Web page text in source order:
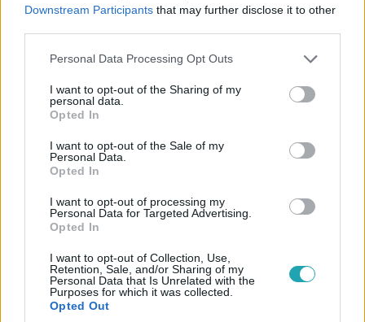
Downstream Participants that may further disclose it to other
Please note that this website/app uses one or more Google
not limited to your visit or usage behaviour. You may click to
grant or deny consent to Google and its third-party tags to
use your data for below specified purposes in below Google
consent section.
Personal Data Processing Opt Outs
I want to opt-out of the Sharing of my
personal data.
Opted In
I want to opt-out of the Sale of my
Personal Data.
Opted In
I want to opt-out of processing my
Personal Data for Targeted Advertising.
Opted In
I want to opt-out of Collection, Use,
Retention, Sale, and/or Sharing of my
Personal Data that Is Unrelated with the
Purposes for which it was collected.
Opted Out
Nagyvilág
2026. március 27. 11:30
Mit jelenthet a magyar struccfarmoknak, hogy
Bolíviában, El Altóban 4000 méter felett struccok élnek
és tojnak. A kísérlet a klímaváltozás korában Európának
is üzen az állattenyésztésről.
3:00